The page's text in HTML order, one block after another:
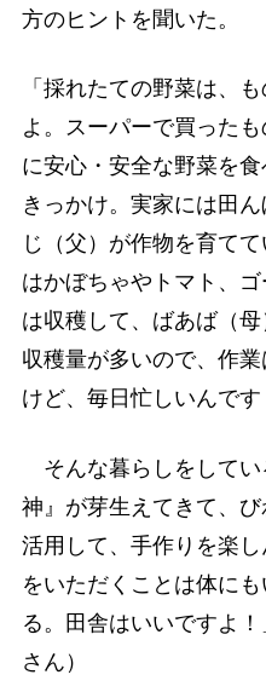
方のヒントを聞いた。
「採れたての野菜は、
よ。スーパーで買った
に安心・安全な野菜を
きっかけ。実家には田
じ（父）が作物を育て
はかぼちゃやトマト、
は収穫して、ばあば（母
収穫量が多いので、作
けど、毎日忙しいんです
そんな暮らしをしてい
神』が芽生えてきて、
活用して、手作りを楽
をいただくことは体に
る。田舎はいいですよ
さん）